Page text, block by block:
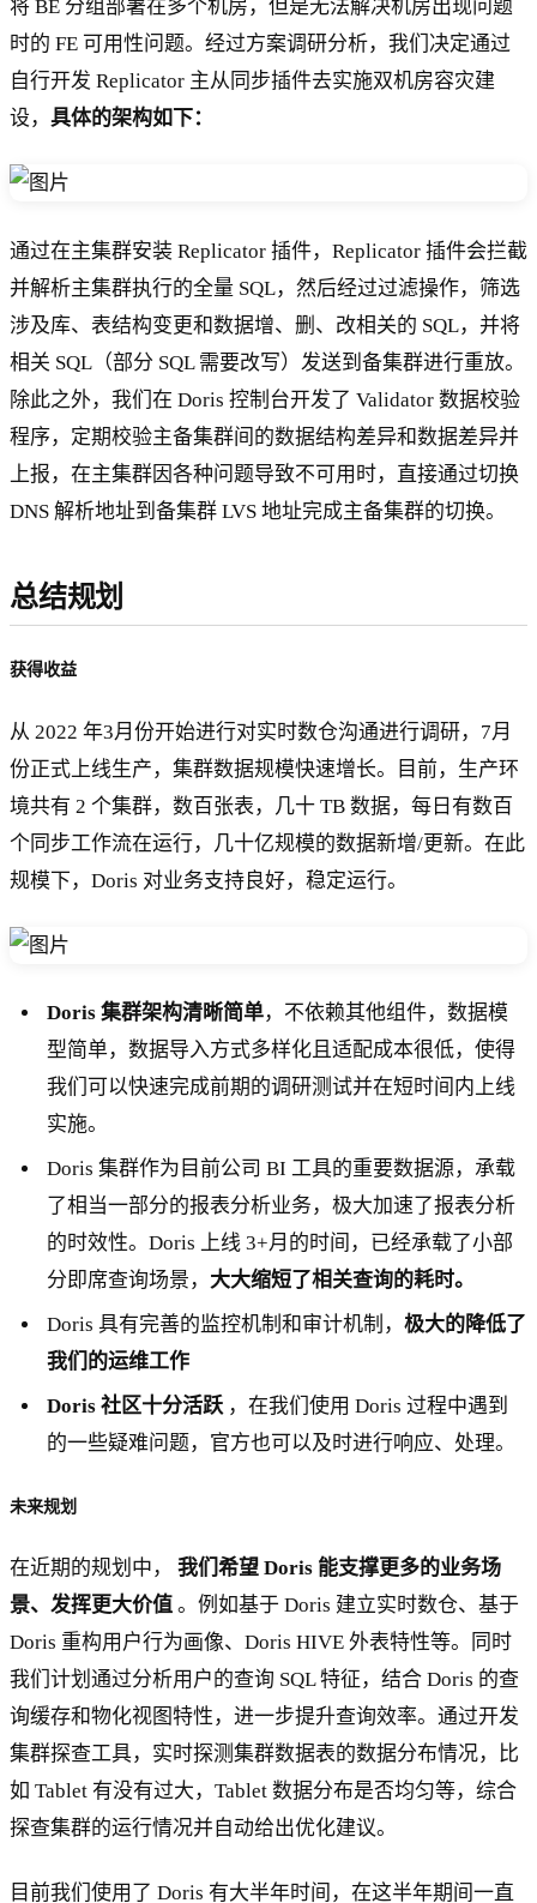
将 BE 分组部署在多个机房，但是无法解决机房出现问题
时的 FE 可用性问题。经过方案调研分析，我们决定通过
自行开发 Replicator 主从同步插件去实施双机房容灾建
设， 具体的架构如下：
通过在主集群安装 Replicator 插件，Replicator 插件会拦截
并解析主集群执行的全量 SQL，然后经过过滤操作，筛选
涉及库、表结构变更和数据增、删、改相关的 SQL，并将
相关 SQL（部分 SQL 需要改写）发送到备集群进行重放。
除此之外，我们在 Doris 控制台开发了 Validator 数据校验
程序，定期校验主备集群间的数据结构差异和数据差异并
上报，在主集群因各种问题导致不可用时，直接通过切换
DNS 解析地址到备集群 LVS 地址完成主备集群的切换。
总结规划
获得收益
从 2022 年3月份开始进行对实时数仓沟通进行调研，7月
份正式上线生产，集群数据规模快速增长。目前，生产环
境共有 2 个集群，数百张表，几十 TB 数据，每日有数百
个同步工作流在运行，几十亿规模的数据新增/更新。在此
规模下，Doris 对业务支持良好，稳定运行。
Doris 集群架构清晰简单，不依赖其他组件，数据模
型简单，数据导入方式多样化且适配成本很低，使得
我们可以快速完成前期的调研测试并在短时间内上线
实施。
Doris 集群作为目前公司 BI 工具的重要数据源，承载
了相当一部分的报表分析业务，极大加速了报表分析
的时效性。Doris 上线 3+月的时间，已经承载了小部
分即席查询场景， 大大缩短了相关查询的耗时。
Doris 具有完善的监控机制和审计机制，极大的降低了
我们的运维工作
Doris 社区十分活跃 ，在我们使用 Doris 过程中遇到
的一些疑难问题，官方也可以及时进行响应、处理。
未来规划
在近期的规划中， 我们希望 Doris 能支撑更多的业务场
景、发挥更大价值 。例如基于 Doris 建立实时数仓、基于
Doris 重构用户行为画像、Doris HIVE 外表特性等。同时
我们计划通过分析用户的查询 SQL 特征，结合 Doris 的查
询缓存和物化视图特性，进一步提升查询效率。通过开发
集群探查工具，实时探测集群数据表的数据分布情况，比
如 Tablet 有没有过大，Tablet 数据分布是否均匀等，综合
探查集群的运行情况并自动给出优化建议。
目前我们使用了 Doris 有大半年时间，在这半年期间一直